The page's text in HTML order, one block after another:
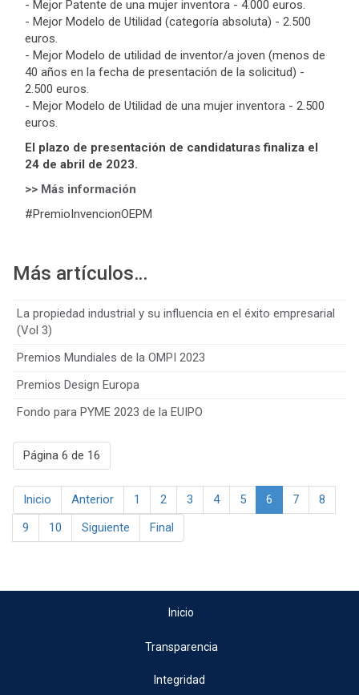
- Mejor Patente de una mujer inventora - 4.000 euros.
- Mejor Modelo de Utilidad (categoría absoluta) - 2.500
euros.
- Mejor Modelo de utilidad de inventor/a joven (menos de
40 años en la fecha de presentación de la solicitud) -
2.500 euros.
- Mejor Modelo de Utilidad de una mujer inventora - 2.500
euros.
El plazo de presentación de candidaturas finaliza el
24 de abril de 2023.
>> Más información
#PremioInvencionOEPM
Más artículos…
La propiedad industrial y su influencia en el éxito empresarial
(Vol 3)
Premios Mundiales de la OMPI 2023
Premios Design Europa
Fondo para PYME 2023 de la EUIPO
Página 6 de 16
Inicio Anterior 1 2 3 4 5 6 7
8
9
10 Siguiente Final
Inicio
Transparencia
Integridad